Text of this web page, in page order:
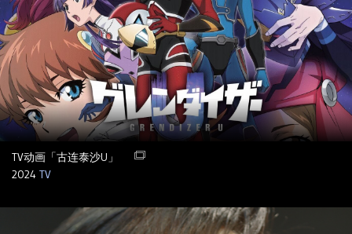
TV动画「古连泰沙U」
2024 TV